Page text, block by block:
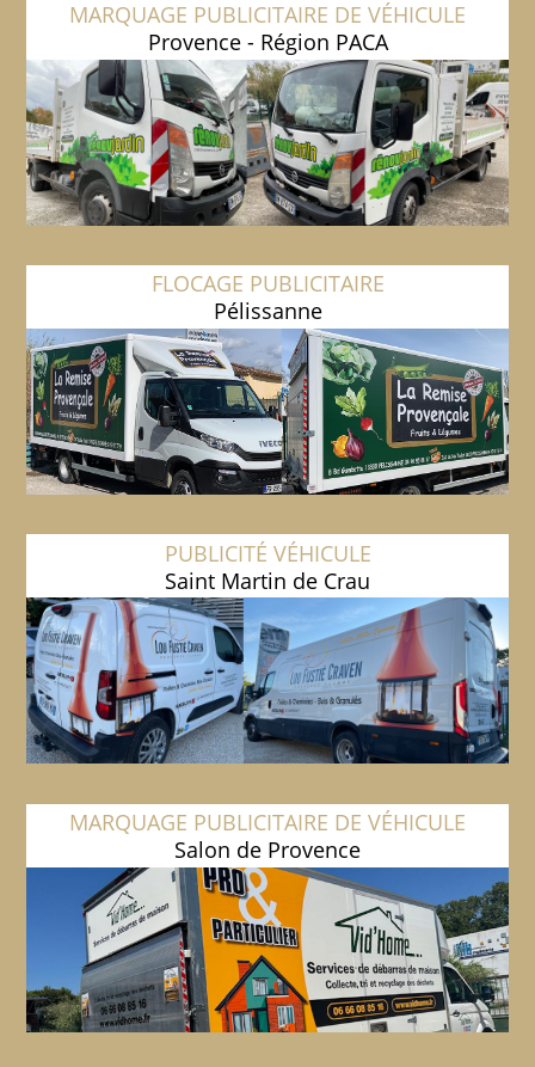
MARQUAGE PUBLICITAIRE DE VÉHICULE
Provence - Région PACA
FLOCAGE PUBLICITAIRE
Pélissanne
PUBLICITÉ VÉHICULE
Saint Martin de Crau
MARQUAGE PUBLICITAIRE DE VÉHICULE
Salon de Provence